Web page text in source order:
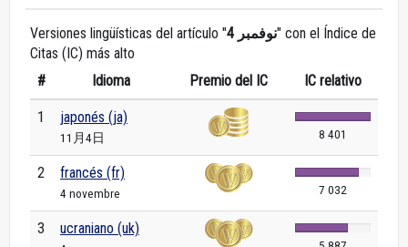
Versiones lingüísticas del artículo " 4 نوفمبر" con el Índice de
Citas (IC) más alto
#
Idioma Premio del IC IC relativo
1 japonés (ja)
11月4日 8 401
2 francés (fr)
4 novembre 7 032
3 ucraniano (uk)